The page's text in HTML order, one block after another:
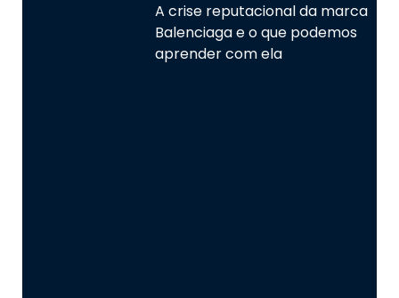
A crise reputacional da marca
Balenciaga e o que podemos
aprender com ela